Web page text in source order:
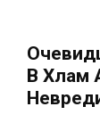
В Хлам